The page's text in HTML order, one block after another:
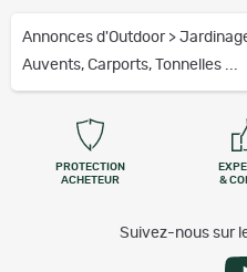
Annonces d'Outdoor >
Auvents, Carports, Tonnelles ...
PROTECTION
ACHETEUR
&
Suivez-nous sur